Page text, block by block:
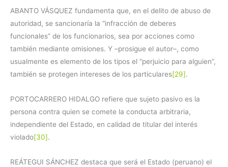
ABANTO VÁSQUEZ fundamenta que, en el delito de abuso de
autoridad, se sancionaría la “infracción de deberes
funcionales” de los funcionarios, sea por acciones como
también mediante omisiones. Y –prosigue el autor–, como
usualmente es elemento de los tipos el “perjuicio para alguien”,
también se protegen intereses de los particulares[29].
PORTOCARRERO HIDALGO refiere que sujeto pasivo es la
persona contra quien se comete la conducta arbitraria,
independiente del Estado, en calidad de titular del interés
violado[30].
REÁTEGUI SÁNCHEZ destaca que será el Estado (peruano) el